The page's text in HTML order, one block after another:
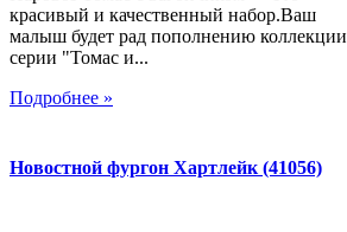
красивый и качественный набор.Ваш
малыш будет рад пополнению коллекции
серии "Томас и...
Подробнее »
Новостной фургон Хартлейк (41056)